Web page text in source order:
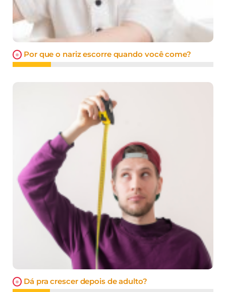
Por que o nariz escorre quando você come?
Dá pra crescer depois de adulto?